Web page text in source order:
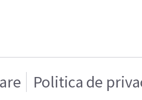
Politica de